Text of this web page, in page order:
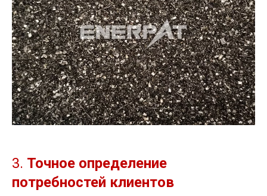
3. Точное определение
потребностей клиентов